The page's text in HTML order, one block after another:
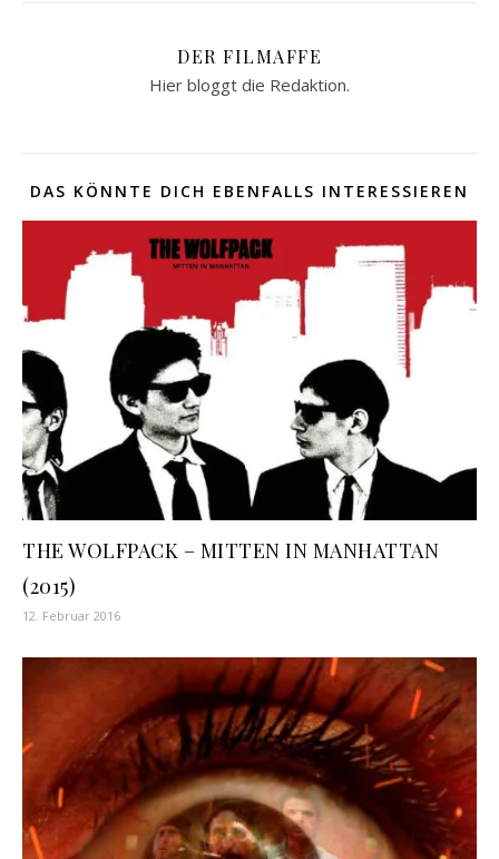
DER FILMAFFE
Hier bloggt die Redaktion.
DAS KÖNNTE DICH EBENFALLS INTERESSIEREN
THE WOLFPACK – MITTEN IN MANHATTAN
(2015)
12. Februar 2016